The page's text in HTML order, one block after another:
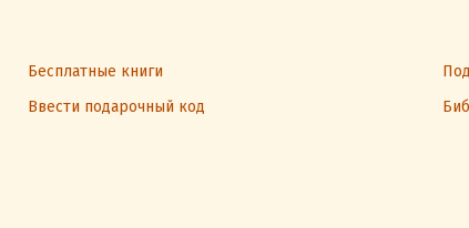
Бесплатные книги
Ввести подарочный код